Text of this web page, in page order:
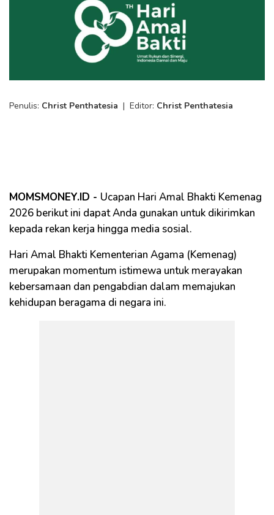
Penulis: Christ Penthatesia | Editor: Christ Penthatesia
MOMSMONEY.ID - Ucapan Hari Amal Bhakti Kemenag
2026 berikut ini dapat Anda gunakan untuk dikirimkan
kepada rekan kerja hingga media sosial.
Hari Amal Bhakti Kementerian Agama (Kemenag)
merupakan momentum istimewa untuk merayakan
kebersamaan dan pengabdian dalam memajukan
kehidupan beragama di negara ini.